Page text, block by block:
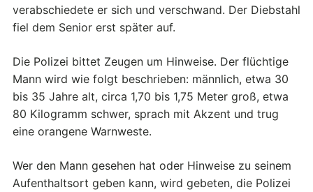
verabschiedete er sich und verschwand. Der Diebstahl
fiel dem Senior erst später auf.
Die Polizei bittet Zeugen um Hinweise. Der flüchtige
Mann wird wie folgt beschrieben: männlich, etwa 30
bis 35 Jahre alt, circa 1,70 bis 1,75 Meter groß, etwa
80 Kilogramm schwer, sprach mit Akzent und trug
eine orangene Warnweste.
Wer den Mann gesehen hat oder Hinweise zu seinem
Aufenthaltsort geben kann, wird gebeten, die Polizei